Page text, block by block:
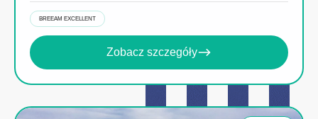
BREEAM EXCELLENT
Zobacz szczegóły